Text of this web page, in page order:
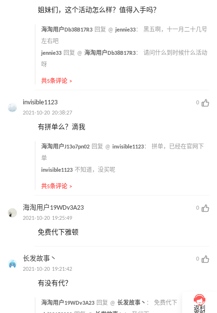
姐妹们，这个活动怎么样？值得入手吗？
海淘用户Db38B17R3 回复 @ jennie33： 黑五啊，十一月二十几号
左右吧
jennie33 回复 @ 海淘用户Db38B17R3： 请问什么到时候什么活动
呀
共5条评论 >
invisible1123
0
2021-10-20 20:38:27
有拼单么？滴我
海淘用户J13o7pn02 回复 @ invisible1123： 拼单，已经在官网下
单
invisible1123 不知道，没买呢
共5条评论 >
海淘用户19WDv3A23
0
2021-10-20 19:25:49
免费代下雅顿
长发故事丶
0
2021-10-20 19:21:42
有没有代？
海淘用户19WDv3A23 回复 @ 长发故事丶 ： 免费代下
返利